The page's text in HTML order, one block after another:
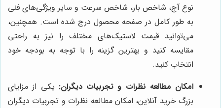
نوع آج، شاخص بار، شاخص سرعت و سایر ویژگی‌های فنی
به طور کامل در صفحه محصول درج شده است. همچنین،
می‌توانید قیمت لاستیک‌های مختلف را نیز به راحتی
مقایسه کنید و بهترین گزینه را با توجه به بودجه خود
انتخاب کنید.
امکان مطالعه نظرات و تجربیات دیگران: یکی از مزایای
بزرگ خرید آنلاین، امکان مطالعه نظرات و تجربیات دیگران